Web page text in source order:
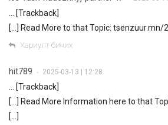
… [Trackback]
[…] Read More to that Topic: tsenzuur.mn/
Хариулт бичих
hit789 • 2025-03-13 | 12:28
… [Trackback]
[…] Read More Information here to that
[…]